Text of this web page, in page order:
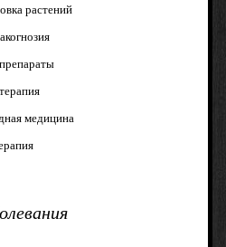
растений
медицина